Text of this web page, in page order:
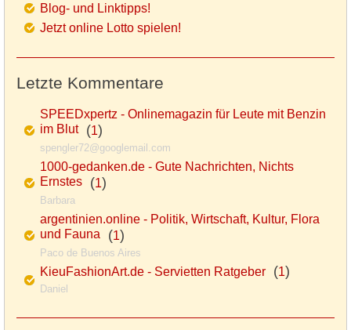
Blog- und Linktipps!
Jetzt online Lotto spielen!
Letzte Kommentare
SPEEDxpertz - Onlinemagazin für Leute mit Benzin
im Blut(1)
spengler72@googlemail.com
1000-gedanken.de - Gute Nachrichten, Nichts
Ernstes (1)
Barbara
argentinien.online - Politik, Wirtschaft, Kultur, Flora
und Fauna (1)
Paco de Buenos Aires
KieuFashionArt.de - Servietten Ratgeber (1)
Daniel